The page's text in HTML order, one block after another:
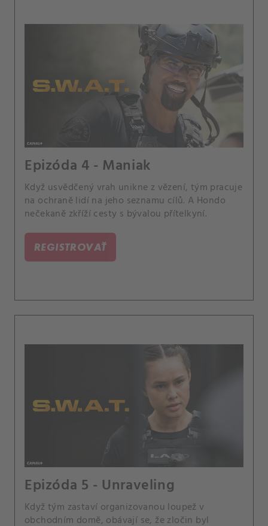
Epizóda 4 - Maniak
Když usvědčený vrah unikne z vězení, tým pracuje
na ochraně lidí na jeho seznamu cílů. A Hondo
nečekaně zkříží cesty s bývalou přítelkyní.
REGISTROVAŤ
Epizóda 5 - Unraveling
Když tým zastaví organizovanou loupež v
obchodním domě, obávají se, že zločin byl